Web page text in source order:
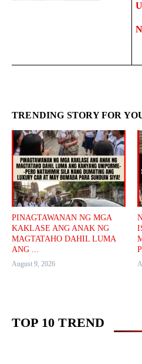
TRENDING STORY FOR
PINAGTAWANAN NG MGA
KAKLASE ANG ANAK NG
MAGTATAHO DAHIL LUMA
ANG ...
August 9, 2026
TOP 10 TREND